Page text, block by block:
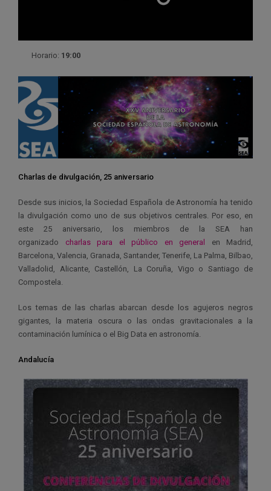
Horario: 19:00
Charlas de divulgación, 25 aniversario
Desde sus inicios, la Sociedad Española de Astronomía ha tenido
la divulgación como uno de sus objetivos centrales. Por eso, en
este 25 aniversario, los miembros de la SEA han
organizado charlas para el público en general en Madrid,
Barcelona, Valencia, Granada, Santander, Tenerife, La Palma, Bilbao,
Valladolid, Alicante, Castellón, La Coruña, Vigo o Santiago de
Compostela.
Los temas de las charlas abarcan desde los agujeros negros
gigantes, la materia oscura o las ondas gravitacionales a la
contaminación lumínica o el Big Data en astronomía.
Andalucía